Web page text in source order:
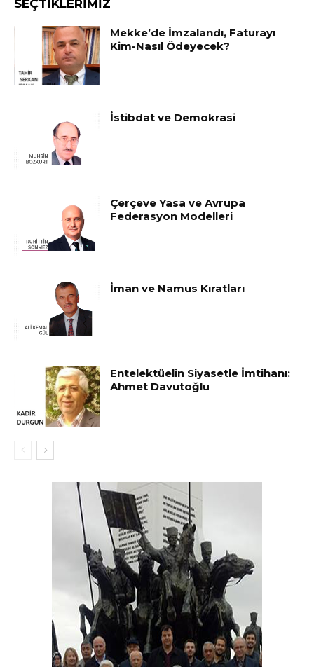
SEÇTIKLERIMIZ
Mekke’de İmzalandı, Faturayı
Kim-Nasıl Ödeyecek?
İstibdat ve Demokrasi
Çerçeve Yasa ve Avrupa
Federasyon Modelleri
İman ve Namus Kıratları
Entelektüelin Siyasetle İmtihanı:
Ahmet Davutoğlu